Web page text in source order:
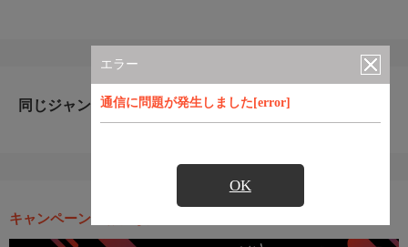
エラー
通信に問題が発生しました[error]
OK
同じジャンルのおすすめ番組
キャンペーン・お得な情報